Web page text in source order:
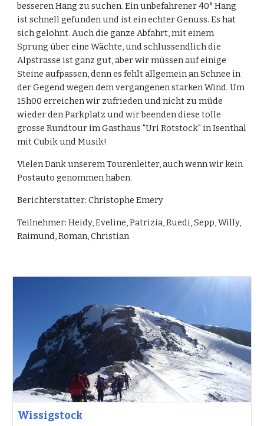
besseren Hang zu suchen. Ein unbefahrener 40° Hang
ist schnell gefunden und ist ein echter Genuss. Es hat
sich gelohnt. Auch die ganze Abfahrt, mit einem
Sprung über eine Wächte, und schlussendlich die
Alpstrasse ist ganz gut, aber wir müssen auf einige
Steine aufpassen, denn es fehlt allgemein an Schnee in
der Gegend wegen dem vergangenen starken Wind. Um
15h00 erreichen wir zufrieden und nicht zu müde
wieder den Parkplatz und wir beenden diese tolle
grosse Rundtour im Gasthaus "Uri Rotstock" in Isenthal
mit Cubik und Musik!
Vielen Dank unserem Tourenleiter, auch wenn wir kein
Postauto genommen haben.
Berichterstatter: Christophe Emery
Teilnehmer: Heidy, Eveline, Patrizia, Ruedi, Sepp, Willy,
Raimund, Roman, Christian
Wissigstock